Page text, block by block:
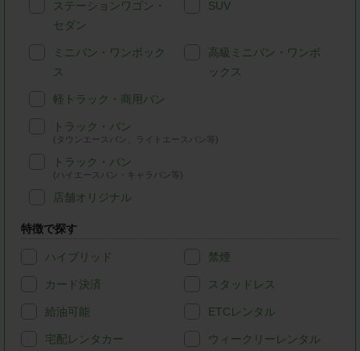
ステーションワゴン・
セダン
SUV
ミニバン・ワンボック
ス
高級ミニバン・ワンボ
ックス
軽トラック・商用バン
トラック・バン
(タウンエースバン、ライトエースバン等)
トラック・バン
(ハイエースバン・キャラバン等)
店舗オリジナル
特徴で探す
ハイブリッド 禁煙
カード決済 スタッドレス
給油可能 ETCレンタル
宅配レンタカー ウィークリーレンタル